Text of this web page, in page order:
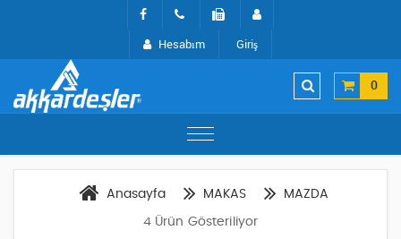
Hesabım Giriş
0
Anasayfa MAKAS MAZDA
4 Ürün Gösteriliyor